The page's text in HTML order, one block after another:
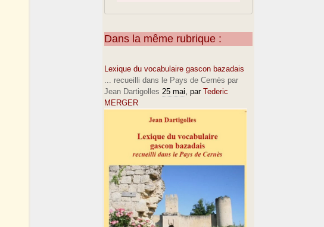
Dans la même rubrique :
Lexique du vocabulaire gascon bazadais
... recueilli dans le Pays de Cernès par
Jean Dartigolles 25 mai, par Tederic
MERGER